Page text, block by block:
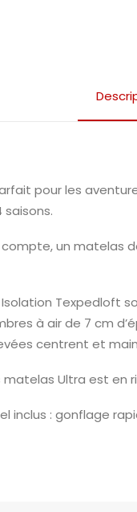
pour les
saisons.
un matelas
– Isolation
à air de 7 cm
centrent et
Ultra est en
inclus : gonflage